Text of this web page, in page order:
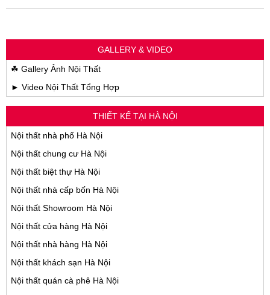
GALLERY & VIDEO
☘ Gallery Ảnh Nội Thất
► Video Nội Thất Tổng Hợp
THIẾT KẾ TẠI HÀ NỘI
Nội thất nhà phố Hà Nội
Nội thất chung cư Hà Nội
Nội thất biệt thự Hà Nội
Nội thất nhà cấp bốn Hà Nội
Nội thất Showroom Hà Nội
Nội thất cửa hàng Hà Nội
Nội thất nhà hàng Hà Nội
Nội thất khách sạn Hà Nội
Nội thất quán cà phê Hà Nội